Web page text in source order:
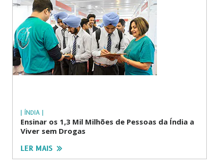
| ÍNDIA |
Ensinar os 1,3 Mil Milhões de Pessoas da Índia a
Viver sem Drogas
LER MAIS